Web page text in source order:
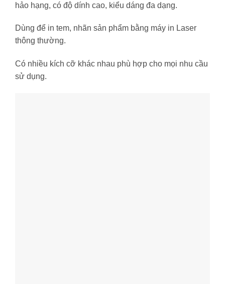
hảo hạng, có độ dính cao, kiểu dáng đa dạng.
Dùng để in tem, nhãn sản phẩm bằng máy in Laser
thông thường.
Có nhiều kích cỡ khác nhau phù hợp cho mọi nhu cầu
sử dụng.